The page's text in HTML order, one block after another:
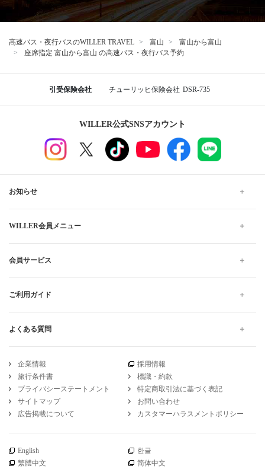
高速バス・夜行バスのWILLER TRAVEL 富山
富山から富山
座席指定 富山から富山 の高速バス・夜行バス予約
引受保険会社 チューリッヒ保険会社 DSR-735
WILLER公式SNSアカウント
お知らせ
WILLER会員メニュー
会員サービス
ご利用ガイド
よくある質問
企業情報
採用情報
旅行条件書
標識・約款
プライバシーステートメント
特定商取引法に基づく表記
サイトマップ
お問い合わせ
広告掲載について
カスタマーハラスメントポリシー
English
한글
繁體中文
简体中文